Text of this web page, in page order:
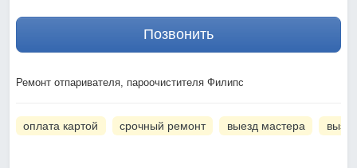
Позвонить
Ремонт отпаривателя, пароочистителя Филипс
оплата картой срочный ремонт выезд мастера